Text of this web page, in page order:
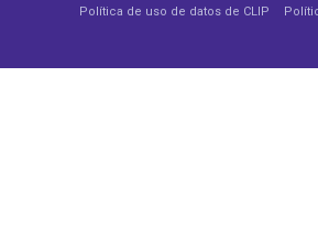
Política de uso de datos de CLIP